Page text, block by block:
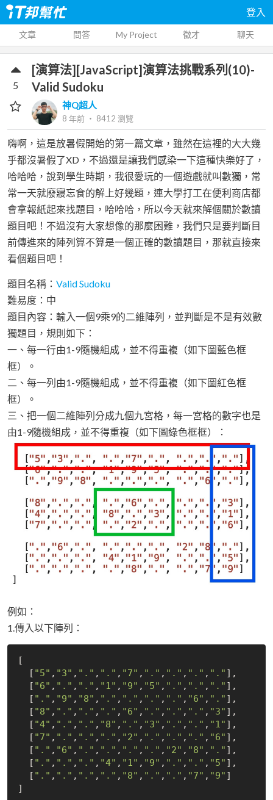
登入
文章 問答 My Project 徵才 聊天
[演算法][JavaScript]演算法挑戰系列(10)-
Valid Sudoku
神Q超人
8 年前 ‧ 8412 瀏覽
5
嗨啊，這是放暑假開始的第一篇文章，雖然在這裡的大大幾
乎都沒暑假了XD，不過還是讓我們感染一下這種快樂好了，
哈哈哈，說到學生時期，我很愛玩的一個遊戲就叫數獨，常
常一天就廢寢忘食的解上好幾題，連大學打工在便利商店都
會拿報紙起來找題目，哈哈哈，所以今天就來解個關於數讀
題目吧！不過沒有大家想像的那麼困難，我們只是要判斷目
前傳進來的陣列算不算是一個正確的數讀題目，那就直接來
看個題目吧！
題目名稱： Valid Sudoku
難易度：中
題目內容：輸入一個9乘9的二維陣列，並判斷是不是有效數
獨題目，規則如下：
一、每一行由1-9隨機組成，並不得重複（如下圖藍色框
框）。
二、每一列由1-9隨機組成，並不得重複（如下圖紅色框
框）。
三、把一個二維陣列分成九個九宮格，每一宮格的數字也是
由1-9隨機組成，並不得重複（如下圖綠色框框）：
例如：
1.傳入以下陣列：
[
  [
"5" , "3" , "." , "." , "7" , "." , "." , "." , "." ],
  [
"6" , "." , "." , "1" , "9" , "5" , "." , "." , "." ],
  [
"." , "9" , "8" , "." , "." , "." , "." , "6" , "." ],
  [
"8" , "." , "." , "." , "6" , "." , "." , "." , "3" ],
  [
"4" , "." , "." , "8" , "." , "3" , "." , "." , "1" ],
  [
"7" , "." , "." , "." , "2" , "." , "." , "." , "6" ],
  [
"." , "6" , "." , "." , "." , "." , "2" , "8" , "." ],
  [
"." , "." , "." , "4" , "1" , "9" , "." , "." , "5" ],
  [
"." , "." , "." , "." , "8" , "." , "." , "7" , "9" ]